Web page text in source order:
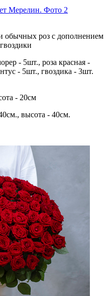
обычных роз с дополнением
- 5шт., роза красная -
- 5шт., гвоздика - 3шт.
- 20см
высота - 40см.